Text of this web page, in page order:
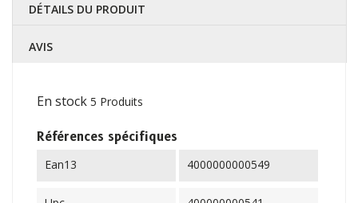
DÉTAILS DU PRODUIT
AVIS
En stock 5 Produits
Références spécifiques
Ean13 4000000000549